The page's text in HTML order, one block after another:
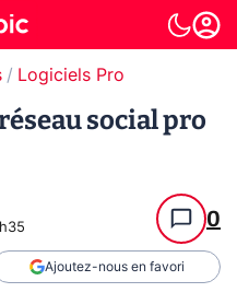
Logiciels Pro
social pro
0
Ajoutez-nous en favori